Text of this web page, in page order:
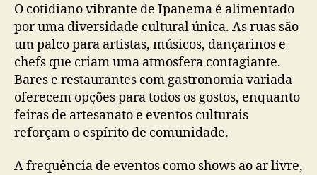
O cotidiano vibrante de Ipanema é alimentado
por uma diversidade cultural única. As ruas são
um palco para artistas, músicos, dançarinos e
chefs que criam uma atmosfera contagiante.
Bares e restaurantes com gastronomia variada
oferecem opções para todos os gostos, enquanto
feiras de artesanato e eventos culturais
reforçam o espírito de comunidade.
A frequência de eventos como shows ao ar livre,